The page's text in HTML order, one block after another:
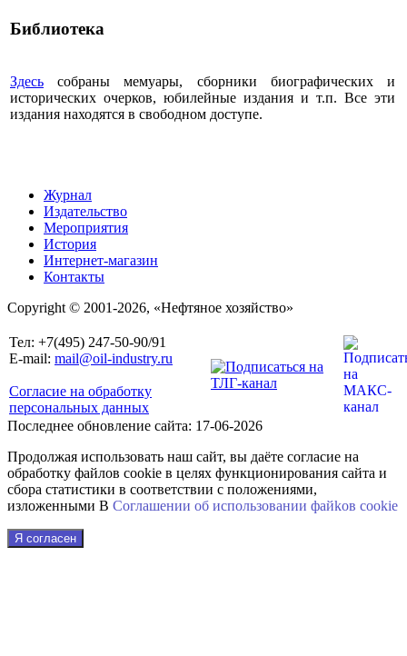
Библиотека
Здесь собраны мемуары, сборники биографических и
исторических очерков, юбилейные издания и т.п. Все эти
издания находятся в свободном доступе.
Журнал
Издательство
Мероприятия
История
Интернет-магазин
Контакты
Copyright © 2001-2026, «Нефтяное хозяйство»
Тел: +7(495) 247-50-90/91
E-mail: mail@oil-industry.ru
Согласие на обработку
персональных данных
Последнее обновление сайта: 17-06-2026
Продолжая использовать наш сайт, вы даёте согласие на
обработку файлов cookie в целях функционирования сайта и
сбора статистики в соответствии с положениями,
изложенными В Соглашении об использовании файkов cookie
Я согласен